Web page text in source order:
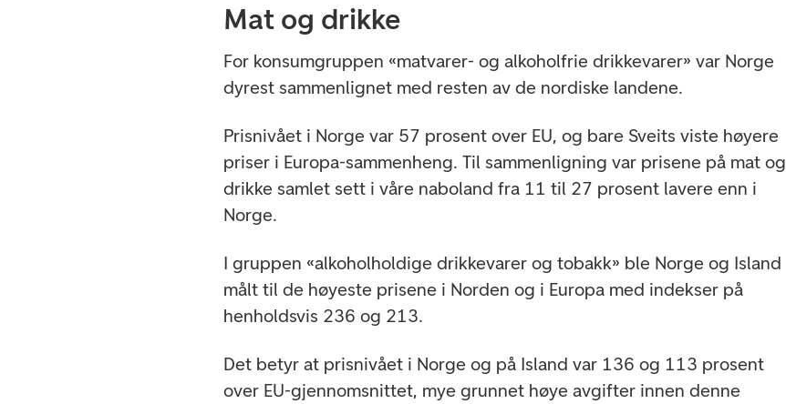
Mat og drikke
For konsumgruppen «matvarer- og alkoholfrie drikkevarer» var Norge
dyrest sammenlignet med resten av de nordiske landene.
Prisnivået i Norge var 57 prosent over EU, og bare Sveits viste høyere
priser i Europa-sammenheng. Til sammenligning var prisene på mat og
drikke samlet sett i våre naboland fra 11 til 27 prosent lavere enn i
Norge.
I gruppen «alkoholholdige drikkevarer og tobakk» ble Norge og Island
målt til de høyeste prisene i Norden og i Europa med indekser på
henholdsvis 236 og 213.
Det betyr at prisnivået i Norge og på Island var 136 og 113 prosent
over EU-gjennomsnittet, mye grunnet høye avgifter innen denne